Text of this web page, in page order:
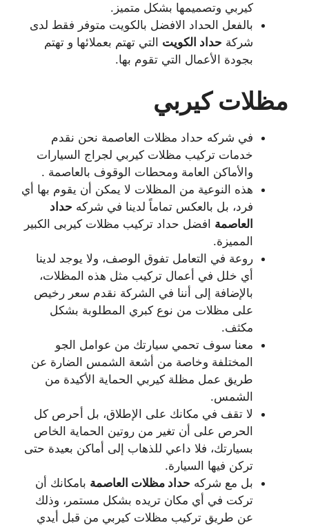
كيربي وتصميمها بشكل متميز.
بالفعل الحداد الافضل بالكويت متوفر فقط لدى
شركة حداد الكويت التي تهتم بعملائها و تهتم
بجودة الأعمال التي تقوم بها.
مظلات كيربي
في شركه حداد مظلات العاصمة نحن نقدم
خدمات تركيب مظلات كيربي لجراج السيارات
والأماكن العامة ومحطات الوقوف بالعاصمة .
هذه النوعية من المظلات لا يمكن أن يقوم بها أي
فرد، بل بالعكس تماماً لدينا في شركه حداد
العاصمة افضل حداد تركيب مظلات كيربى الكبير
المميزة.
روعة في التعامل تفوق الوصف، ولا يوجد لدينا
أي خلل في أعمال تركيب مثل هذه المظلات،
بالإضافة إلى أننا في الشركة نقدم سعر رخيص
على مظلات من نوع كبري المطلوبة بشكل
مكثف.
معنا سوف تحمي سيارتك من عوامل الجو
المختلفة وخاصة من أشعة الشمس الضارة عن
طريق عمل مظلة كيربي الحماية الأكيدة من
الشمس.
لا تقف في مكانك على الإطلاق، بل أحرص كل
الحرص على أن تغير من روتين الحماية الخاص
بسيارتك، فلا داعي للذهاب إلى أماكن بعيدة حتى
تركن فيها السيارة.
بل مع شركه حداد مظلات العاصمة بامكانك أن
تركت في أي مكان تريده بشكل مستمر، وذلك
عن طريق تركيب مظلات كيربي من قبل أيدي